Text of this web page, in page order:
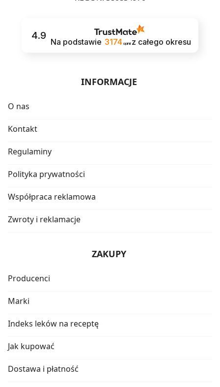
4.9
Na podstawie 3174 opinii z całego okresu
INFORMACJE
O nas
Kontakt
Regulaminy
Polityka prywatności
Współpraca reklamowa
Zwroty i reklamacje
ZAKUPY
Producenci
Marki
Indeks leków na receptę
Jak kupować
Dostawa i płatność